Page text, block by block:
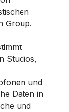
Group.
Studios,
und
Daten in
und